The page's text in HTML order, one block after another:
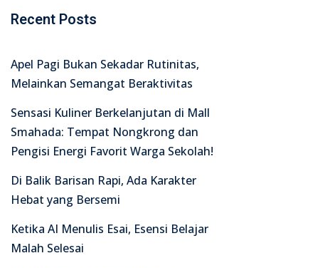
Recent Posts
Apel Pagi Bukan Sekadar Rutinitas,
Melainkan Semangat Beraktivitas
Sensasi Kuliner Berkelanjutan di Mall
Smahada: Tempat Nongkrong dan
Pengisi Energi Favorit Warga Sekolah!
Di Balik Barisan Rapi, Ada Karakter
Hebat yang Bersemi
Ketika AI Menulis Esai, Esensi Belajar
Malah Selesai